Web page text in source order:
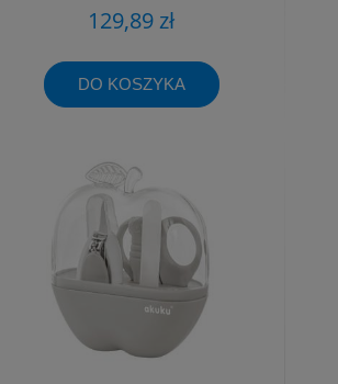
129,89 zł
DO KOSZYKA